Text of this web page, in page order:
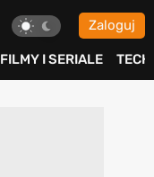
Zaloguj
FILMY I SERIALE TECH